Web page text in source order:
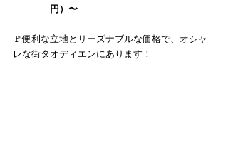
円）〜
🚩便利な立地とリーズナブルな価格で、オシャ
レな街タオディエンにあります！